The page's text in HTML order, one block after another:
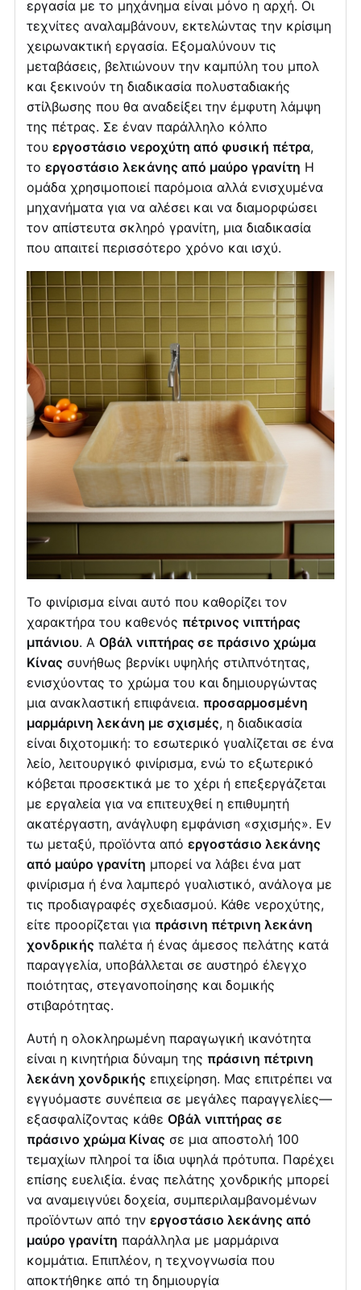
εργασία με το μηχάνημα είναι μόνο η αρχή. Οι
τεχνίτες αναλαμβάνουν, εκτελώντας την κρίσιμη
χειρωνακτική εργασία. Εξομαλύνουν τις
μεταβάσεις, βελτιώνουν την καμπύλη του μπολ
και ξεκινούν τη διαδικασία πολυσταδιακής
στίλβωσης που θα αναδείξει την έμφυτη λάμψη
της πέτρας. Σε έναν παράλληλο κόλπο
του εργοστάσιο νεροχύτη από φυσική πέτρα,
το εργοστάσιο λεκάνης από μαύρο γρανίτη Η
ομάδα χρησιμοποιεί παρόμοια αλλά ενισχυμένα
μηχανήματα για να αλέσει και να διαμορφώσει
τον απίστευτα σκληρό γρανίτη, μια διαδικασία
που απαιτεί περισσότερο χρόνο και ισχύ.
Το φινίρισμα είναι αυτό που καθορίζει τον
χαρακτήρα του καθενός πέτρινος νιπτήρας
μπάνιου. Α Οβάλ νιπτήρας σε πράσινο χρώμα
Κίνας συνήθως βερνίκι υψηλής στιλπνότητας,
ενισχύοντας το χρώμα του και δημιουργώντας
μια ανακλαστική επιφάνεια. προσαρμοσμένη
μαρμάρινη λεκάνη με σχισμές, η διαδικασία
είναι διχοτομική: το εσωτερικό γυαλίζεται σε ένα
λείο, λειτουργικό φινίρισμα, ενώ το εξωτερικό
κόβεται προσεκτικά με το χέρι ή επεξεργάζεται
με εργαλεία για να επιτευχθεί η επιθυμητή
ακατέργαστη, ανάγλυφη εμφάνιση «σχισμής». Εν
τω μεταξύ, προϊόντα από εργοστάσιο λεκάνης
από μαύρο γρανίτη μπορεί να λάβει ένα ματ
φινίρισμα ή ένα λαμπερό γυαλιστικό, ανάλογα με
τις προδιαγραφές σχεδιασμού. Κάθε νεροχύτης,
είτε προορίζεται για πράσινη πέτρινη λεκάνη
χονδρικής παλέτα ή ένας άμεσος πελάτης κατά
παραγγελία, υποβάλλεται σε αυστηρό έλεγχο
ποιότητας, στεγανοποίησης και δομικής
στιβαρότητας.
Αυτή η ολοκληρωμένη παραγωγική ικανότητα
είναι η κινητήρια δύναμη της πράσινη πέτρινη
λεκάνη χονδρικής επιχείρηση. Μας επιτρέπει να
εγγυόμαστε συνέπεια σε μεγάλες παραγγελίες—
εξασφαλίζοντας κάθε Οβάλ νιπτήρας σε
πράσινο χρώμα Κίνας σε μια αποστολή 100
τεμαχίων πληροί τα ίδια υψηλά πρότυπα. Παρέχει
επίσης ευελιξία. ένας πελάτης χονδρικής μπορεί
να αναμειγνύει δοχεία, συμπεριλαμβανομένων
προϊόντων από την εργοστάσιο λεκάνης από
μαύρο γρανίτη παράλληλα με μαρμάρινα
κομμάτια. Επιπλέον, η τεχνογνωσία που
αποκτήθηκε από τη δημιουργία